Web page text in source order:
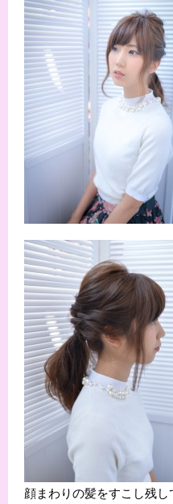
顔まわりの髪をすこし残